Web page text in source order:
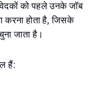
को पहले उनके जॉब
करना होता है, जिसके
जाता है।
हैं: